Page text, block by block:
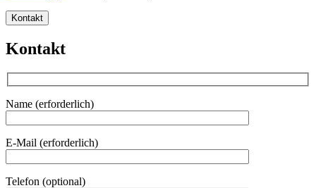
Kontakt
Kontakt
Name (erforderlich)
E-Mail (erforderlich)
Telefon (optional)